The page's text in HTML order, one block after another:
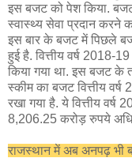
इस बजट को पेश किया.
स्वास्थ्य सेवा प्रदान करने
इस बार के बजट में पिछले
हुई है. वित्तीय वर्ष
किया गया था. इस बजट के
स्कीम का बजट वित्तीय
रखा गया है. ये वित्तीय
8,206.25 करोड़ रुपये
राजस्थान में अब अनपढ़ भी